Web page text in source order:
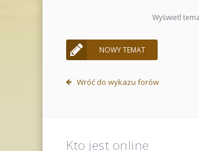
Wyświetl
NOWY TEMAT
Wróć do wykazu forów
Kto jest online